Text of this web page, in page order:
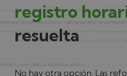
registro
resuelta
No hay otra opción. Las